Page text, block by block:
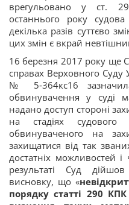
врегульовано у ст.
останнього року
декілька разів суттєво
цих змін є вкрай
16 березня 2017 року ще
справах Верховного Суду
№ 5‑364кс16
обвинувачення у суді
надано доступ стороні
на стадіях судового
обвинуваченого на
захищатися від так
достатніх можливостей
результаті Суд
висновку, що «
порядку статті 290